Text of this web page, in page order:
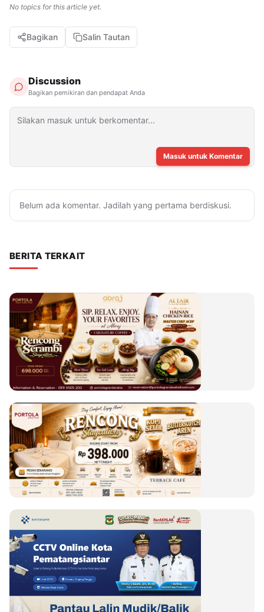
No topics for this article yet.
Bagikan Salin Tautan
Discussion
Bagikan pemikiran dan pendapat Anda
Masuk untuk Komentar
Belum ada komentar. Jadilah yang pertama berdiskusi.
BERITA TERKAIT